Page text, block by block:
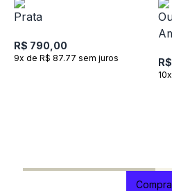
R$ 790,00
9x de R$ 87.77 sem juros